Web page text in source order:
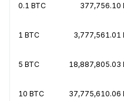
0.1 BTC 377,756.10
1 BTC 3,777,561.01
5 BTC 18,887,805.03
10 BTC 37,775,610.06